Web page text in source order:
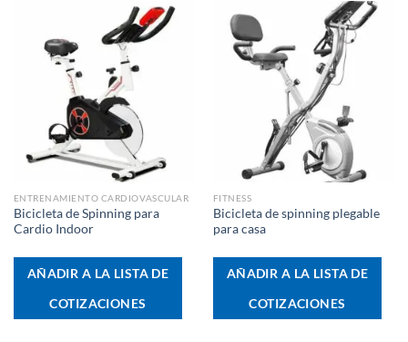
ENTRENAMIENTO CARDIOVASCULAR
Bicicleta de Spinning para
Cardio Indoor
AÑADIR A LA LISTA DE
COTIZACIONES
FITNESS
Bicicleta de spinning plegable
para casa
AÑADIR A LA LISTA DE
COTIZACIONES